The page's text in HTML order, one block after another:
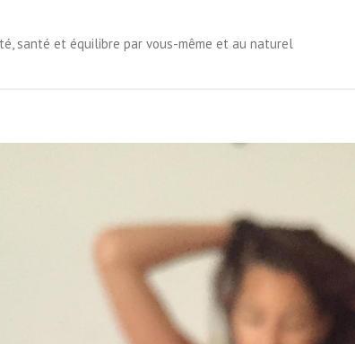
santé et équilibre par vous-même et au naturel